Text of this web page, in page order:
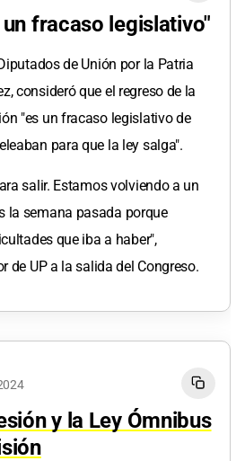
fracaso legislativo"
de Unión por la Patria
consideró que el regreso de la
"es un fracaso legislativo de
para que la ley salga".
salir. Estamos volviendo a un
la semana pasada porque
que iba a haber",
de UP a la salida del Congreso.
y la Ley Ómnibus